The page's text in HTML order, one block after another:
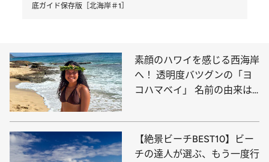
底ガイド保存版［北海岸＃1］
素顔のハワイを感じる西海岸
へ！ 透明度バツグンの「ヨ
コハマベイ」 名前の由来は
【絶景ビーチBEST10】ビー
チの達人が選ぶ、もう一度行